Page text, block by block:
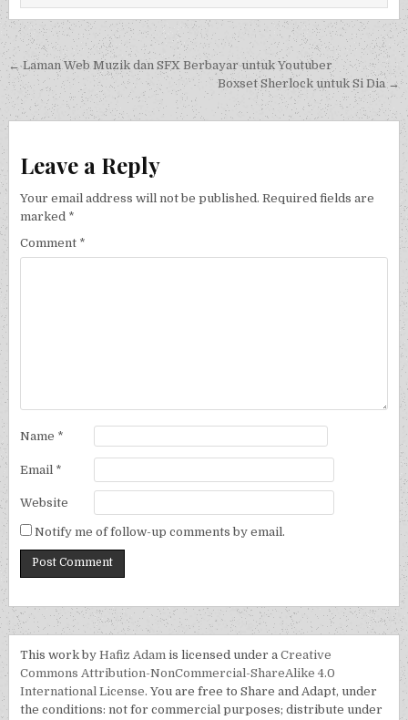
Post navigation
← Laman Web Muzik dan SFX Berbayar untuk Youtuber
Boxset Sherlock untuk Si Dia →
Leave a Reply
Your email address will not be published. Required fields are
marked *
Comment *
Name *
Email *
Website
Notify me of follow-up comments by email.
This work byHafiz Adam is licensed under aCreative
Commons Attribution-NonCommercial-ShareAlike 4.0
International License. You are free to Share and Adapt, under
the conditions: not for commercial purposes; distribute under